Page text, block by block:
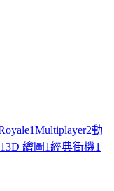
1Multiplayer2動
13D 繪圖 1經典街機1